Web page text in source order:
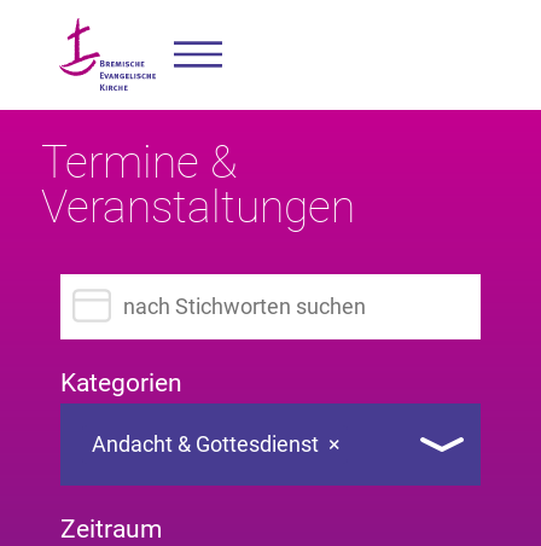
Termine &
Veranstaltungen
Suchbegriff eingeben
Kategorien
×
Andacht & Gottesdienst
Zeitraum